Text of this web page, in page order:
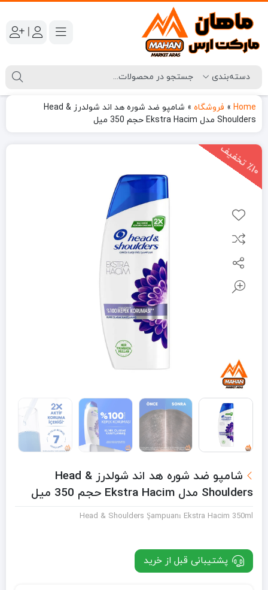
|
Home
» فروشگاه »
شامپو ضد شوره هد اند شولدرز Head &
Shoulders مدل Ekstra Hacim حجم 350 میل
٪1
0
ت
خ
ف
یف
شامپو ضد شوره هد اند شولدرز Head &
Shoulders مدل Ekstra Hacim حجم 350 میل
Head & Shoulders Şampuanı Ekstra Hacim 350ml
پشتیبانی قبل از خرید